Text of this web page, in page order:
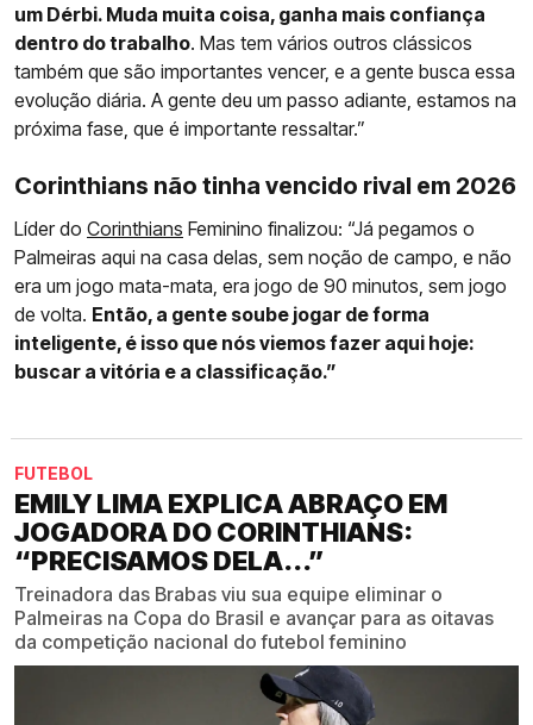
um Dérbi. Muda muita coisa, ganha mais confiança
dentro do trabalho. Mas tem vários outros clássicos
também que são importantes vencer, e a gente busca essa
evolução diária. A gente deu um passo adiante, estamos na
próxima fase, que é importante ressaltar.”
Corinthians não tinha vencido rival em 2026
Líder do Corinthians Feminino finalizou: “Já pegamos o
Palmeiras aqui na casa delas, sem noção de campo, e não
era um jogo mata-mata, era jogo de 90 minutos, sem jogo
de volta. Então, a gente soube jogar de forma
inteligente, é isso que nós viemos fazer aqui hoje:
buscar a vitória e a classificação.”
FUTEBOL
EMILY LIMA EXPLICA ABRAÇO EM
JOGADORA DO CORINTHIANS:
“PRECISAMOS DELA...”
Treinadora das Brabas viu sua equipe eliminar o
Palmeiras na Copa do Brasil e avançar para as oitavas
da competição nacional do futebol feminino